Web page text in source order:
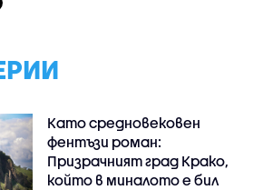
Като средновековен
фентъзи роман:
Призрачният град Крако,
който в миналото е бил